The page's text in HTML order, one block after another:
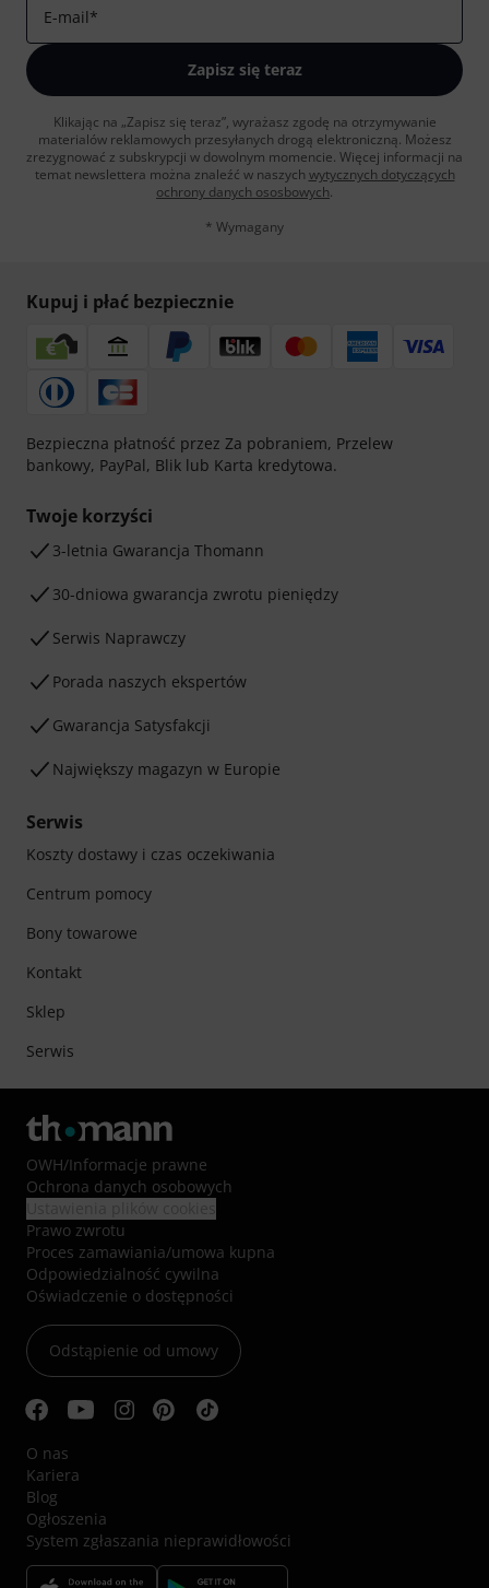
E-mail*
Zapisz się teraz
Klikając na „Zapisz się teraz”, wyrażasz zgodę na otrzymywanie
materialów reklamowych przesyłanych drogą elektroniczną. Możesz
zrezygnować z subskrypcji w dowolnym momencie. Więcej informacji na
temat newslettera można znaleźć w naszych wytycznych dotyczących
ochrony danych ososbowych.
* Wymagany
Kupuj i płać bezpiecznie
Bezpieczna płatność przez Za pobraniem, Przelew
bankowy, PayPal, Blik lub Karta kredytowa.
Twoje korzyści
3-letnia Gwarancja Thomann
30-dniowa gwarancja zwrotu pieniędzy
Serwis Naprawczy
Porada naszych ekspertów
Gwarancja Satysfakcji
Największy magazyn w Europie
Serwis
Koszty dostawy i czas oczekiwania
Centrum pomocy
Bony towarowe
Kontakt
Sklep
Serwis
OWH/Informacje prawne
Ochrona danych osobowych
Prawo zwrotu
Proces zamawiania/umowa kupna
Odpowiedzialność cywilna
Oświadczenie o dostępności
Odstąpienie od umowy
O nas
Kariera
Blog
Ogłoszenia
System zgłaszania nieprawidłowości